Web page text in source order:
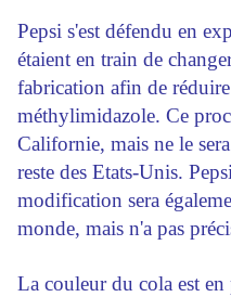
Pepsi s'est défendu en
étaient en train de
fabrication afin de
méthylimidazole. Ce
Californie, mais ne le
reste des Etats-Unis.
modification sera
monde, mais n'a pas
La couleur du cola est